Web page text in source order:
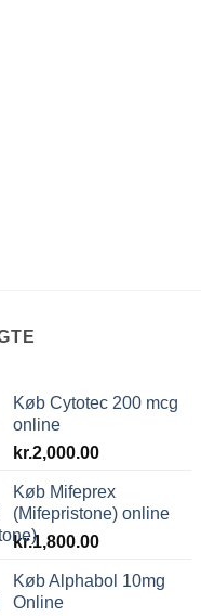
Køb Cytotec 200 mcg
online
kr.2,000.00
Køb Mifeprex
(Mifepristone) online
kr.1,800.00
Køb Alphabol 10mg
Online